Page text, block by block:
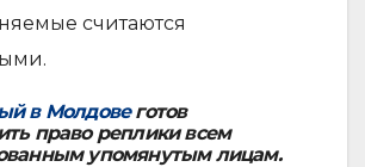
считаются
в Молдовеготов
право реплики всем
упомянутым лицам.